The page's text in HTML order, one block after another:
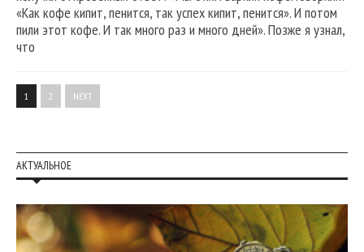
«Как кофе кипит, пенится, так успех кипит, пенится». И потом
пили этот кофе. И так много раз и много дней». Позже я узнал,
что
1 2 NEXT
АКТУАЛЬНОЕ